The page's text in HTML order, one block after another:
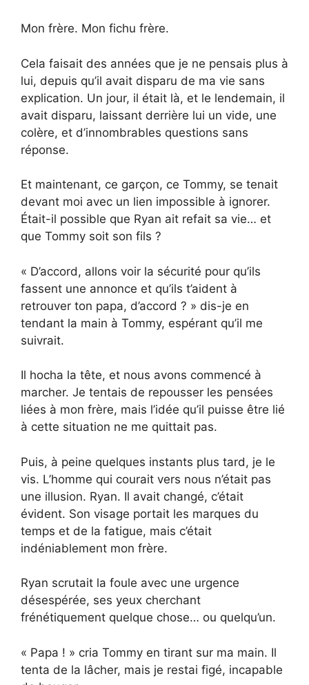
Mon frère. Mon fichu frère.
Cela faisait des années que je ne pensais plus à
lui, depuis qu’il avait disparu de ma vie sans
explication. Un jour, il était là, et le lendemain, il
avait disparu, laissant derrière lui un vide, une
colère, et d’innombrables questions sans
réponse.
Et maintenant, ce garçon, ce Tommy, se tenait
devant moi avec un lien impossible à ignorer.
Était-il possible que Ryan ait refait sa vie… et
que Tommy soit son fils ?
« D’accord, allons voir la sécurité pour qu’ils
fassent une annonce et qu’ils t’aident à
retrouver ton papa, d’accord ? » dis-je en
tendant la main à Tommy, espérant qu’il me
suivrait.
Il hocha la tête, et nous avons commencé à
marcher. Je tentais de repousser les pensées
liées à mon frère, mais l’idée qu’il puisse être lié
à cette situation ne me quittait pas.
Puis, à peine quelques instants plus tard, je le
vis. L’homme qui courait vers nous n’était pas
une illusion. Ryan. Il avait changé, c’était
évident. Son visage portait les marques du
temps et de la fatigue, mais c’était
indéniablement mon frère.
Ryan scrutait la foule avec une urgence
désespérée, ses yeux cherchant
frénétiquement quelque chose… ou quelqu’un.
« Papa ! » cria Tommy en tirant sur ma main. Il
tenta de la lâcher, mais je restai figé, incapable